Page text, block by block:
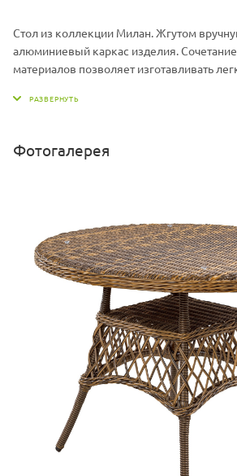
Стол из коллекции Милан. Жгутом
алюминиевый каркас изделия. Сочетание
материалов позволяет изготавливать
не боится влаги. Мебель из экоротанга
Стол со стеклянной столешницей входит в
- 100*100*77 см
- 140*140*77 см
Столы Милан доступны в разных
Фотогалерея